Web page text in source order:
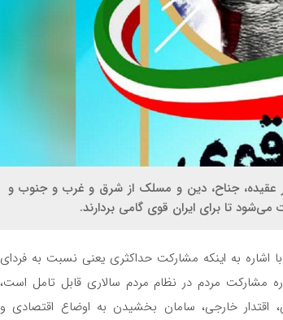
جناح، دین و مسلک از شرق و غرب و جنوب و
تا برای ایران قوی گامی بردارند.
اشاره به اینکه مشارکت حداکثری یعنی نسبت به فردای
مشارکت مردم در نظام مردم سالاری قابل تامل است،
اقتدار خارجی، سامان بخشیدن به اوضاع اقتصادی و